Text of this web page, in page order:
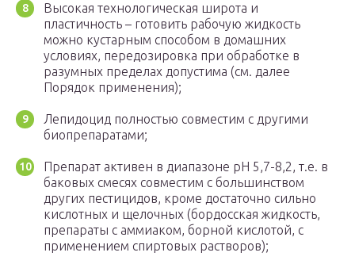
Высокая технологическая широта и
пластичность – готовить рабочую жидкость
можно кустарным способом в домашних
условиях, передозировка при обработке в
разумных пределах допустима (см. далее
Порядок применения);
Лепидоцид полностью совместим с другими
биопрепаратами;
Препарат активен в диапазоне pH 5,7-8,2, т.е. в
баковых смесях совместим с большинством
других пестицидов, кроме достаточно сильно
кислотных и щелочных (бордосская жидкость,
препараты с аммиаком, борной кислотой, с
применением спиртовых растворов);